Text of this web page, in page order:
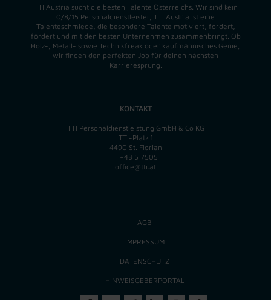
TTI Austria sucht die besten Talente Österreichs. Wir sind kein
0/8/15 Personaldienstleister, TTI Austria ist eine
Talenteschmiede, die besondere Talente motiviert, fordert,
fördert und mit den besten Unternehmen zusammenbringt. Ob
Holz-, Metall- sowie Technikfreak oder kaufmännisches Genie,
wir finden den perfekten Job für deinen nächsten
Karrieresprung.
KONTAKT
TTI Personaldienstleistung GmbH & Co KG
TTI-Platz 1
4490 St. Florian
T +43 5 7505
office@tti.at
AGB
IMPRESSUM
DATENSCHUTZ
HINWEISGEBERPORTAL